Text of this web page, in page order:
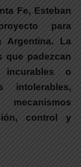
Fe, Esteban
para
Argentina. La
que padezcan
incurables o
intolerables,
control y